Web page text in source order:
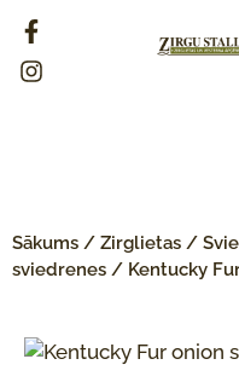
Sākums / Zirglietas /
sviedrenes / Kentucky